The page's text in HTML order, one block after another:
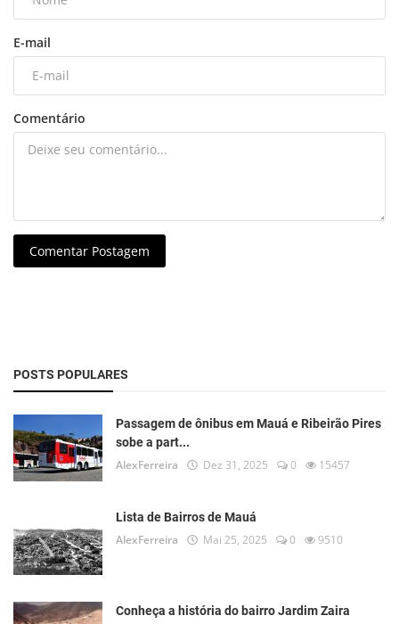
E-mail
Comentário
Comentar Postagem
POSTS POPULARES
Passagem de ônibus em Mauá e Ribeirão Pires
sobe a part...
AlexFerreira Dez 31, 2025 0 15457
Lista de Bairros de Mauá
AlexFerreira Mai 25, 2025 0 9510
Conheça a história do bairro Jardim Zaira